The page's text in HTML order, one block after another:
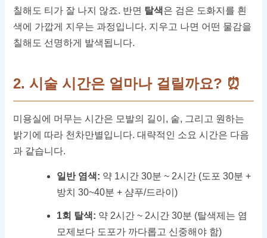
칠해도 티가 잘 나지 않죠. 반면 탈색은 검은 도화지를 흰
색에 가깝게 지우는 과정입니다. 지우고 나면 어떤 물감을
칠해도 선명하게 발색됩니다.
2. 시술 시간은 얼마나 걸릴까요? ⏰
미용실에 머무는 시간은 모발의 길이, 숱, 그리고 원하는
밝기에 따라 천차만별입니다. 대략적인 소요 시간은 다음
과 같습니다.
일반 염색: 약 1시간 30분 ~ 2시간 (도포 30분 +
방치 30~40분 + 샴푸/드라이)
1회 탈색: 약 2시간 ~ 2시간 30분 (탈색제는 염
모제보다 도포가 까다롭고 신중해야 함)